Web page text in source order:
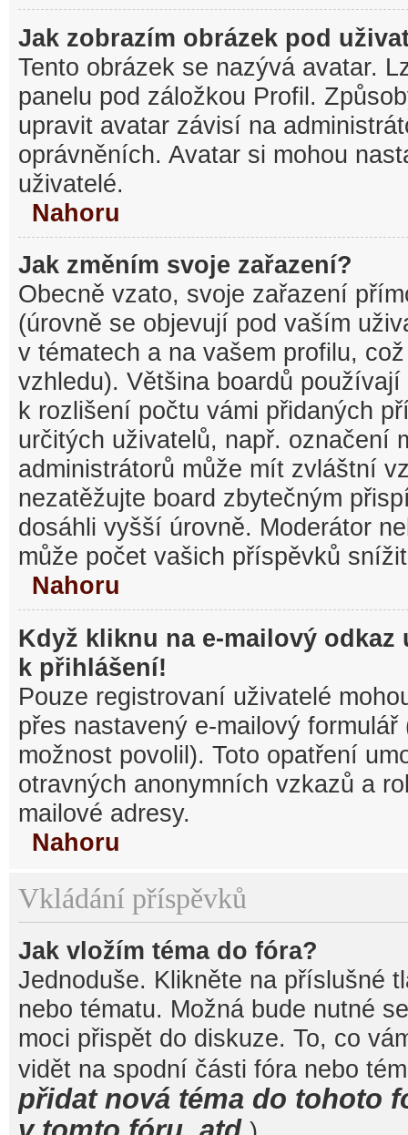
Jak zobrazím obrázek pod
Tento obrázek se nazývá avatar.
panelu pod záložkou Profil.
upravit avatar závisí na
oprávněních. Avatar si mohou
uživatelé.
Nahoru
Jak změním svoje zařazení?
Obecně vzato, svoje zařazení
(úrovně se objevují pod vaším
v tématech a na vašem profilu,
vzhledu). Většina boardů
k rozlišení počtu vámi přidaných
určitých uživatelů, např. označení
administrátorů může mít zvláštní
nezatěžujte board zbytečným
dosáhli vyšší úrovně. Moderátor
může počet vašich příspěvků
Nahoru
Když kliknu na e-mailový odkaz
k přihlášení!
Pouze registrovaní uživatelé
přes nastavený e-mailový
možnost povolil). Toto opatření
otravných anonymních vzkazů a
mailové adresy.
Nahoru
Vkládání příspěvků
Jak vložím téma do fóra?
Jednoduše. Klikněte na příslušné
nebo tématu. Možná bude nutné
moci přispět do diskuze. To, co
vidět na spodní části fóra nebo
přidat nová téma do tohoto